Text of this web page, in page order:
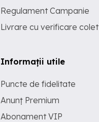
Regulament Campanie
Livrare cu verificare colet
Informații utile
Puncte de fidelitate
Anunț Premium
Abonament VIP